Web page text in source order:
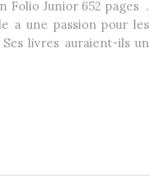
Folio Junior 652 pages .
a une passion pour les
livres auraient-ils un